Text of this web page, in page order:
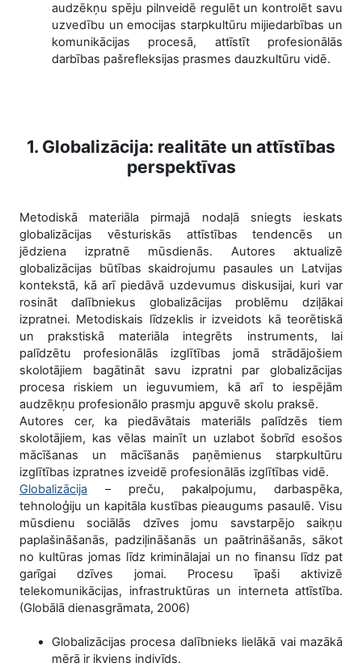
audzēkņu spēju pilnveidē regulēt un kontrolēt savu
uzvedību un emocijas starpkultūru mijiedarbības un
komunikācijas procesā, attīstīt profesionālās
darbības pašrefleksijas prasmes dauzkultūru vidē.
1. Globalizācija: realitāte un attīstības
perspektīvas
Metodiskā materiāla pirmajā nodaļā sniegts ieskats
globalizācijas vēsturiskās attīstības tendencēs un
jēdziena izpratnē mūsdienās. Autores aktualizē
globalizācijas būtības skaidrojumu pasaules un Latvijas
kontekstā, kā arī piedāvā uzdevumus diskusijai, kuri var
rosināt dalībniekus globalizācijas problēmu dziļākai
izpratnei. Metodiskais līdzeklis ir izveidots kā teorētiskā
un prakstiskā materiāla integrēts instruments, lai
palīdzētu profesionālās izglītības jomā strādājošiem
skolotājiem bagātināt savu izpratni par globalizācijas
procesa riskiem un ieguvumiem, kā arī to iespējām
audzēkņu profesionālo prasmju apguvē skolu praksē.
Autores cer, ka piedāvātais materiāls palīdzēs tiem
skolotājiem, kas vēlas mainīt un uzlabot šobrīd esošos
mācīšanas un mācīšanās paņēmienus starpkultūru
izglītības izpratnes izveidē profesionālās izglītības vidē.
Globalizācija – preču, pakalpojumu, darbaspēka,
tehnoloģiju un kapitāla kustības pieaugums pasaulē. Visu
mūsdienu sociālās dzīves jomu savstarpējo saikņu
paplašināšanās, padziļināšanās un paātrināšanās, sākot
no kultūras jomas līdz kriminālajai un no finansu līdz pat
garīgai dzīves jomai. Procesu īpaši aktivizē
telekomunikācijas, infrastruktūras un interneta attīstība.
(Globālā dienasgrāmata, 2006)
Globalizācijas procesa dalībnieks lielākā vai mazākā
mērā ir ikviens indivīds.